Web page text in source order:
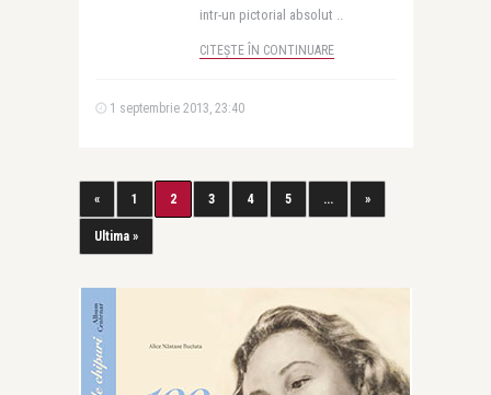
intr-un pictorial absolut ..
CITEȘTE ÎN CONTINUARE
1 septembrie 2013, 23:40
« 1 2 3 4 5 ... »
Ultima »